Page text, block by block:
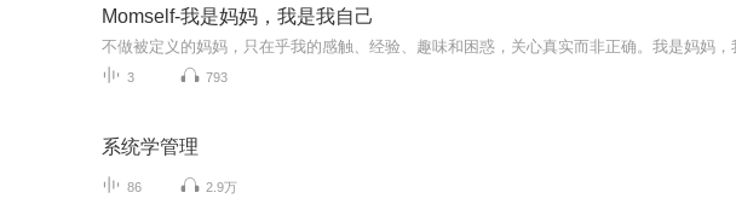
Momself-我是妈妈，我是我自己
不做被定义的妈妈，只在乎我的感触、经验、趣味和困惑，关心真实而非正确。我是妈妈，
3 793
系统学管理
86 2.9万